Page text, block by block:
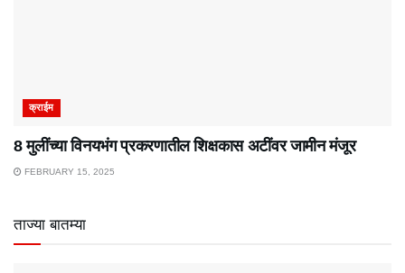
क्राईम
8 मुलींच्या विनयभंग प्रकरणातील शिक्षकास अटींवर जामीन मंजूर
FEBRUARY 15, 2025
ताज्या बातम्या